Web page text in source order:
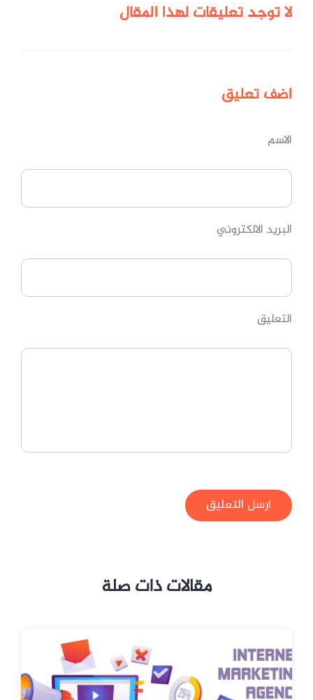
لا توجد تعليقات لهذا المقال
اضفتعليق
الاسم
البريد الالكتروني
التعليق
ارسل التعليق
مقالات ذات صلة